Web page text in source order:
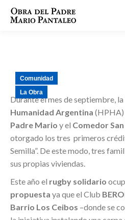
Comunidad
La Obra
Durante el mes de septiembre, la
Humanidad Argentina (HPHA)
Padre Mario y el Comedor
otorgado los tres primeros
Semilla”. De este modo, tres
sus propias viviendas.
Este año el rugby solidario
propuesta ya que el Club
Barrio Los Ceibos –donde se